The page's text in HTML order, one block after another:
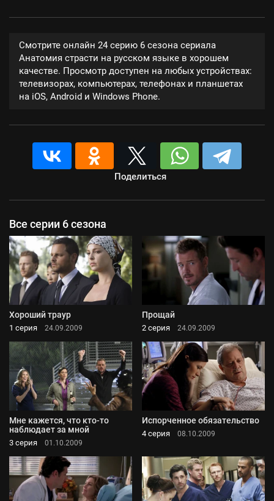
Смотрите онлайн 24 серию 6 сезона сериала
Анатомия страсти на русском языке в хорошем
качестве. Просмотр доступен на любых устройствах:
телевизорах, компьютерах, телефонах и планшетах
на iOS, Android и Windows Phone.
Поделиться
Все серии 6 сезона
Хороший траур
1 серия 24.09.2009
Прощай
2 серия 24.09.2009
Мне кажется, что кто-то
наблюдает за мной
3 серия 01.10.2009
Испорченное обязательство
4 серия 08.10.2009